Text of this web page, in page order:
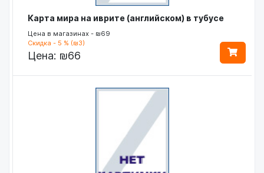
Карта мира на иврите (английском) в тубусе
Цена в магазинах - ₪69
Скидка - 5 % (₪3)
Цена: ₪66